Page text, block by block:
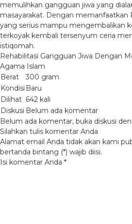
memulihkan gangguan jiwa yang
masayarakat. Dengan memanfaatkan
yang serius mampu mengembalikan
terkoyak kembali tersenyum ceria
istiqomah.
Rehabilitasi Gangguan Jiwa Dengan
Agama Islam
Berat
300 gram
Kondisi Baru
Dilihat 642 kali
Diskusi Belum ada komentar
Belum ada komentar, buka diskusi
Silahkan tulis komentar Anda
Alamat email Anda tidak akan kami
bertanda bintang (*) wajib diisi.
Isi komentar Anda *